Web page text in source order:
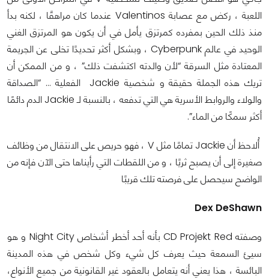
اللعبة ، ركض مع عصابة Valentinos عندما كان مراهقًا ، لكنه بدأ
منذ ذلك الحين بمفرده كمرتزق يأمل في أن يكون هو المرتزق الغني
الوحيد في عالم Cyberpunk ، وبشكل أكثر تحديدًا تخلى عن الجريمة
المعتادة مثل السرقة “لأن والدته اكتشفت ذلك” ، و من الممكن أن
تريك هذه الجملة حقيقة و شخصية Jackie الفعلية … “الصداقة
والولاء والروابط الأسرية هي التي تدفعه ، بالنسبة لـ Jackie الدم دائمًا
أكثر سمكًا من الماء”.
أُلاحظ أن Jackie تمامًا مثل V ، فهو حريص على الانتقال من وظائف
صغيرة إلى أن يصبح ثريًا ، و من اللقطات التي رأيناها حتى الآن فإنه من
الواضح سيحصل على فرصته تلك قريبًا
Dex DeShawn
وصفته CD Projekt Red بأنه أحد أخطر أشخاص Night City و هو
سيئ السمعة حيث يعرف كل شيء وكل شخص في هذه المدينة
البائسة ، هذا يعني أنه يتعامل بالعقود غير القانونية من جميع الأنواع،